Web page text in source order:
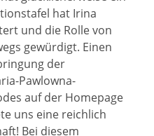
hat Irina
und die Rolle von
gewürdigt. Einen
der
Pawlowna-
auf der Homepage
uns eine reichlich
Bei diesem